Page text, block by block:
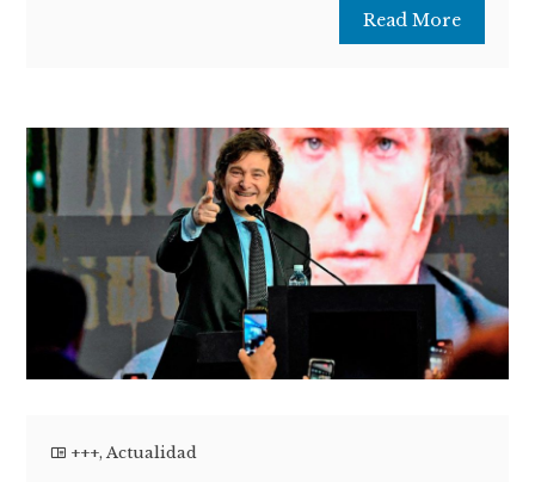
Read More
+++,Actualidad